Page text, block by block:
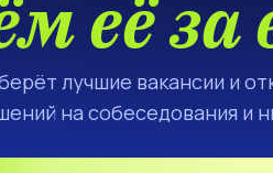
её за
лучшие вакансии и
на собеседования и